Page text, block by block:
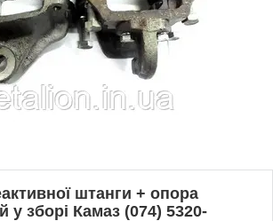
штанги + опора
у зборі Камаз (074) 5320-